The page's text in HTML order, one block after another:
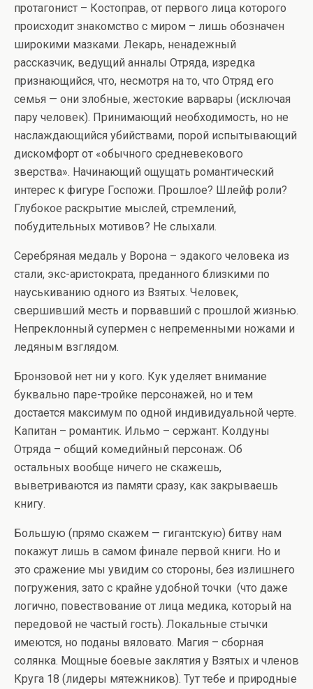
протагонист – Костоправ, от первого лица которого
происходит знакомство с миром – лишь обозначен
широкими мазками. Лекарь, ненадежный
рассказчик, ведущий анналы Отряда, изредка
признающийся, что, несмотря на то, что Отряд его
семья — они злобные, жестокие варвары (исключая
пару человек). Принимающий необходимость, но не
наслаждающийся убийствами, порой испытывающий
дискомфорт от «обычного средневекового
зверства». Начинающий ощущать романтический
интерес к фигуре Госпожи. Прошлое? Шлейф роли?
Глубокое раскрытие мыслей, стремлений,
побудительных мотивов? Не слыхали.
Серебряная медаль у Ворона – эдакого человека из
стали, экс-аристократа, преданного близкими по
науськиванию одного из Взятых. Человек,
свершивший месть и порвавший с прошлой жизнью.
Непреклонный супермен с непременными ножами и
ледяным взглядом.
Бронзовой нет ни у кого. Кук уделяет внимание
буквально паре-тройке персонажей, но и тем
достается максимум по одной индивидуальной черте.
Капитан – романтик. Ильмо – сержант. Колдуны
Отряда – общий комедийный персонаж. Об
остальных вообще ничего не скажешь,
выветриваются из памяти сразу, как закрываешь
книгу.
Большую (прямо скажем — гигантскую) битву нам
покажут лишь в самом финале первой книги. Но и
это сражение мы увидим со стороны, без излишнего
погружения, зато с крайне удобной точки (что даже
логично, повествование от лица медика, который на
передовой не частый гость). Локальные стычки
имеются, но поданы вяловато. Магия – сборная
солянка. Мощные боевые заклятия у Взятых и членов
Круга 18 (лидеры мятежников). Тут тебе и природные